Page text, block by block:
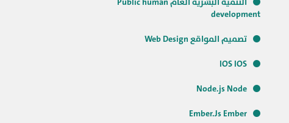
development
تصميم المواقع Web Design
IOS IOS
Node.js Node
Ember.Js Ember